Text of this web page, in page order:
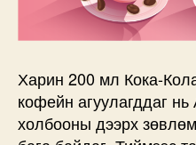
Харин 200 мл Кока-
кофейн агуулагддаг
холбооны дээрх